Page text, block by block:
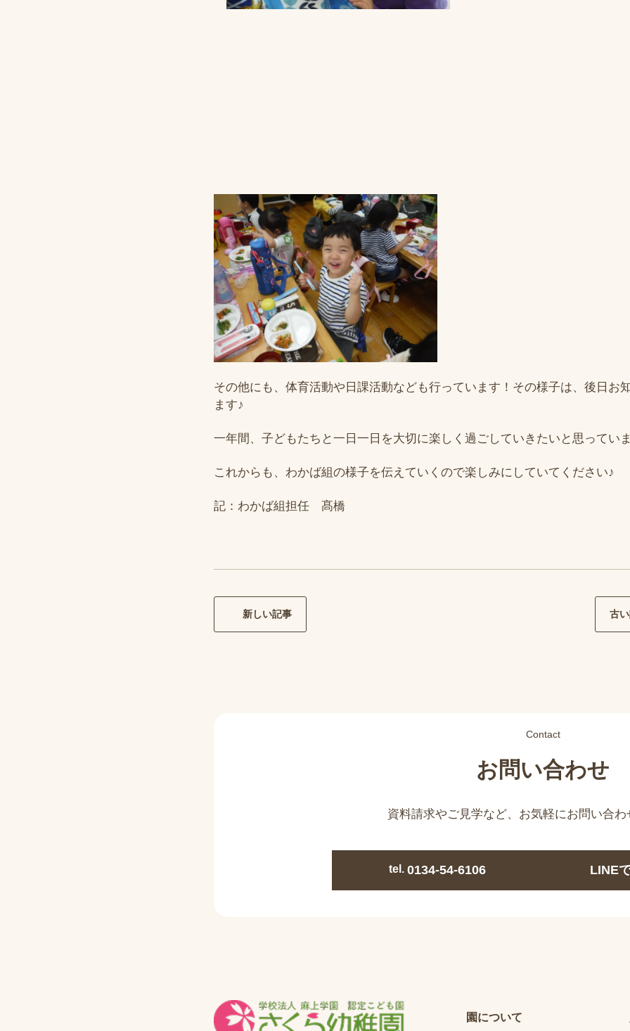
その他にも、体育活動や日課活動なども行っています！その様子は、後日お
ます♪
一年間、子どもたちと一日一日を大切に楽しく過ごしていきたいと思ってい
これからも、わかば組の様子を伝えていくので楽しみにしていてください♪
記：わかば組担任 髙橋
新しい記事 古
Contact
お問い合わせ
資料請求やご見学など、 お気軽にお問い合
tel. 0134-54-6106 LINE
園について